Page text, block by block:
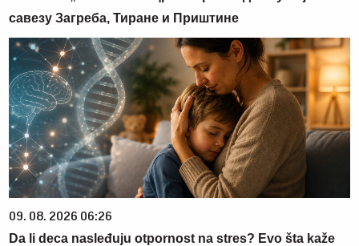
савезу Загреба, Тиране и Приштине
09. 08. 2026 06:26
Da li deca nasleđuju otpornost na stres? Evo šta kaže